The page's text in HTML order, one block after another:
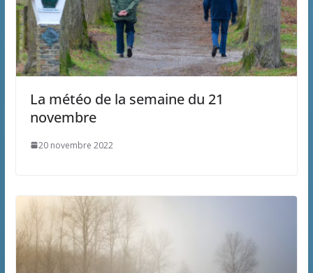
La météo de la semaine du 21
novembre
20 novembre 2022